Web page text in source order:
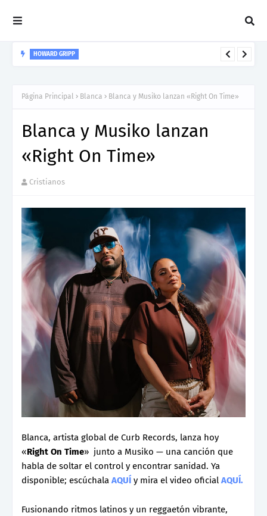
HOWARD GRIPP
Página Principal Blanca Blanca y Musiko lanzan «Right On Time»
Blanca y Musiko lanzan
«Right On Time»
Cristianos
Blanca, artista global de Curb Records, lanza hoy
«Right On Time» junto a Musiko — una canción que
habla de soltar el control y encontrar sanidad. Ya
disponible; escúchala AQUÍ y mira el video oficial AQUÍ.
Fusionando ritmos latinos y un reggaetón vibrante,